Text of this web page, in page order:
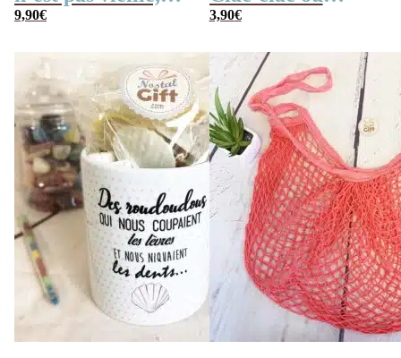
elle est Vintage” –
Mamie
9,90€
tacatac)
3,90€